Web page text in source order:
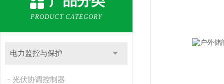
PRODUCT CATEGORY
电力监控与保护
光伏协调控制器